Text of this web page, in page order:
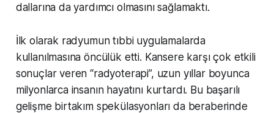
dallarına da yardımcı olmasını sağlamaktı.
İlk olarak radyumun tıbbi uygulamalarda
kullanılmasına öncülük etti. Kansere karşı çok etkili
sonuçlar veren “radyoterapi”, uzun yıllar boyunca
milyonlarca insanın hayatını kurtardı. Bu başarılı
gelişme birtakım spekülasyonları da beraberinde